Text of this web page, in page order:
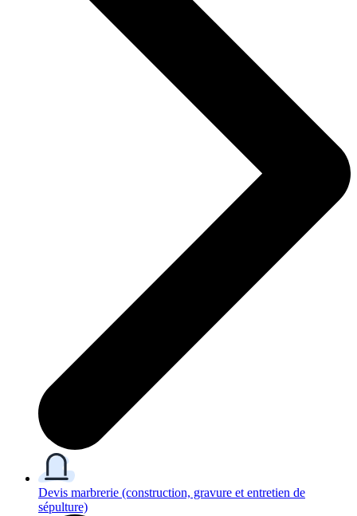
Devis marbrerie (construction, gravure et entretien de
sépulture)